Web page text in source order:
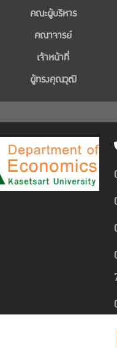
คณะผู้บริหาร
คณาจารย์
เจ้าหน้าที่
ผู้ทรงคุณวุฒิ